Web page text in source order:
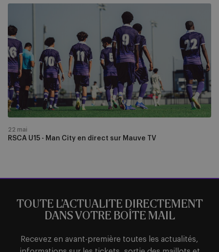
Man
City
en
direct
sur
Mauve
TV
RSCA U15 - Man City en direct sur Mauve TV
22 mai
TOUTE L’ACTUALITE DIRECTEMENT
DANS VOTRE BOÎTE MAIL
Recevez en avant-première toutes les actualités,